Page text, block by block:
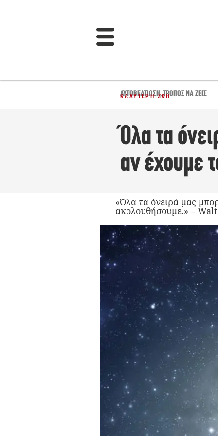
ΑΥΤΟΒΕΛΤΊΩΣΗ,ΤΡΌΠΟΣ ΝΑ ΖΕΙΣ
ΚΑΛΎΤΕΡΗ ΖΩΉ
Όλα τα
αν έχουμε
«Όλα τα όνειρά μας
ακολουθήσουμε.» –